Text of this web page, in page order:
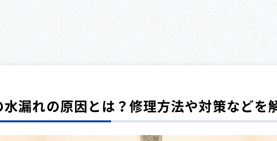
水漏れの原因とは？修理方法や対策などを